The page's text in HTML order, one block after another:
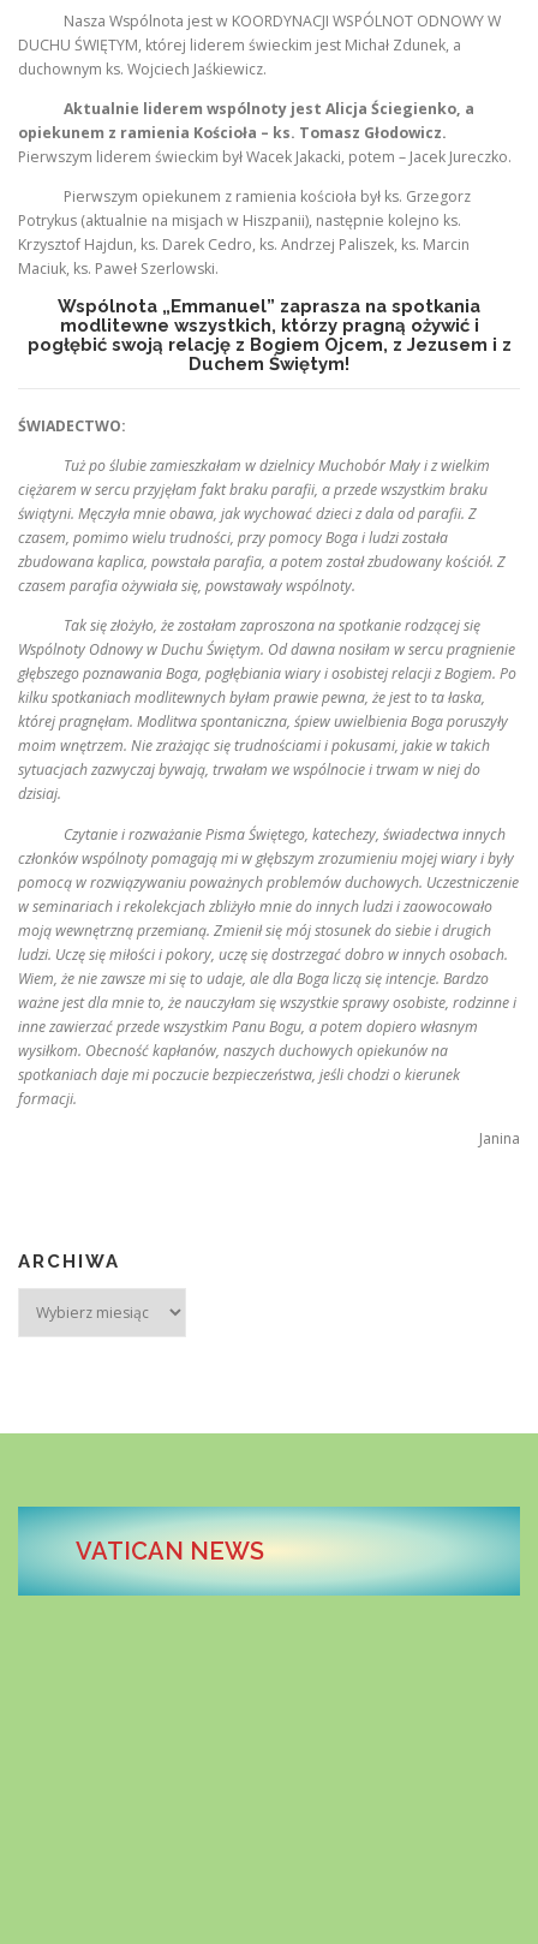
Nasza Wspólnota jest w KOORDYNACJI WSPÓLNOT ODNOWY W
DUCHU ŚWIĘTYM, której liderem świeckim jest Michał Zdunek, a
duchownym ks. Wojciech Jaśkiewicz.
Aktualnie liderem wspólnoty jest Alicja Ściegienko, a
opiekunem z ramienia Kościoła – ks. Tomasz Głodowicz.
Pierwszym liderem świeckim był Wacek Jakacki, potem – Jacek Jureczko.
Pierwszym opiekunem z ramienia kościoła był ks. Grzegorz
Potrykus (aktualnie na misjach w Hiszpanii), następnie kolejno ks.
Krzysztof Hajdun, ks. Darek Cedro, ks. Andrzej Paliszek, ks. Marcin
Maciuk, ks. Paweł Szerlowski.
Wspólnota „Emmanuel” zaprasza na spotkania
modlitewne wszystkich, którzy pragną ożywić i
pogłębić swoją relację z Bogiem Ojcem, z Jezusem i z
Duchem Świętym!
ŚWIADECTWO:
Tuż po ślubie zamieszkałam w dzielnicy Muchobór Mały i z wielkim
ciężarem w sercu przyjęłam fakt braku parafii, a przede wszystkim braku
świątyni. Męczyła mnie obawa, jak wychować dzieci z dala od parafii. Z
czasem, pomimo wielu trudności, przy pomocy Boga i ludzi została
zbudowana kaplica, powstała parafia, a potem został zbudowany kościół. Z
czasem parafia ożywiała się, powstawały wspólnoty.
Tak się złożyło, że zostałam zaproszona na spotkanie rodzącej się
Wspólnoty Odnowy w Duchu Świętym. Od dawna nosiłam w sercu pragnienie
głębszego poznawania Boga, pogłębiania wiary i osobistej relacji z Bogiem. Po
kilku spotkaniach modlitewnych byłam prawie pewna, że jest to ta łaska,
której pragnęłam. Modlitwa spontaniczna, śpiew uwielbienia Boga poruszyły
moim wnętrzem. Nie zrażając się trudnościami i pokusami, jakie w takich
sytuacjach zazwyczaj bywają, trwałam we wspólnocie i trwam w niej do
dzisiaj.
Czytanie i rozważanie Pisma Świętego, katechezy, świadectwa innych
członków wspólnoty pomagają mi w głębszym zrozumieniu mojej wiary i były
pomocą w rozwiązywaniu poważnych problemów duchowych. Uczestniczenie
w seminariach i rekolekcjach zbliżyło mnie do innych ludzi i zaowocowało
moją wewnętrzną przemianą. Zmienił się mój stosunek do siebie i drugich
ludzi. Uczę się miłości i pokory, uczę się dostrzegać dobro w innych osobach.
Wiem, że nie zawsze mi się to udaje, ale dla Boga liczą się intencje. Bardzo
ważne jest dla mnie to, że nauczyłam się wszystkie sprawy osobiste, rodzinne i
inne zawierzać przede wszystkim Panu Bogu, a potem dopiero własnym
wysiłkom. Obecność kapłanów, naszych duchowych opiekunów na
spotkaniach daje mi poczucie bezpieczeństwa, jeśli chodzi o kierunek
formacji.
Janina
ARCHIWA
VATICAN NEWS